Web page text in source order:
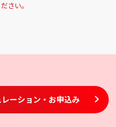
さい。
ーション ・お申込み